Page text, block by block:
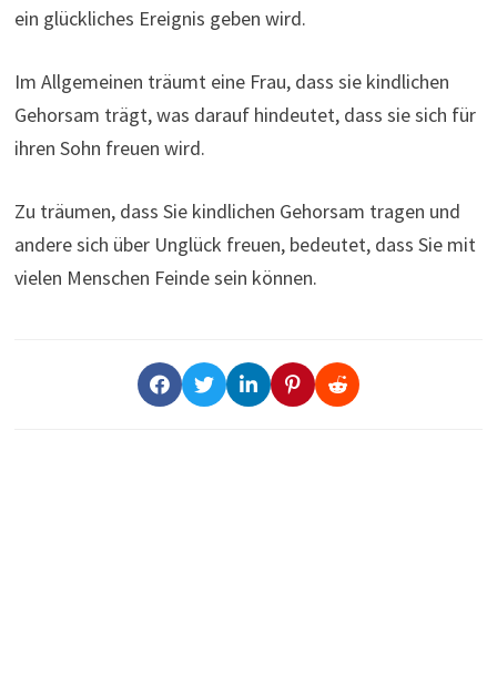
ein glückliches Ereignis geben wird.
Im Allgemeinen träumt eine Frau, dass sie kindlichen
Gehorsam trägt, was darauf hindeutet, dass sie sich für
ihren Sohn freuen wird.
Zu träumen, dass Sie kindlichen Gehorsam tragen und
andere sich über Unglück freuen, bedeutet, dass Sie mit
vielen Menschen Feinde sein können.